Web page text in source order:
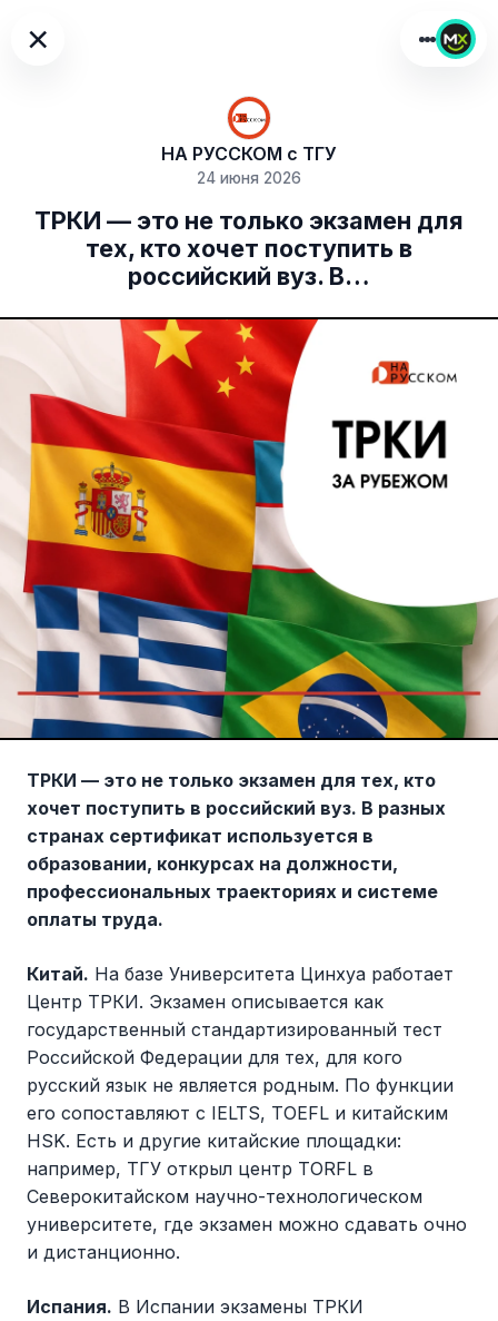
×
НА РУССКОМ с ТГУ
24 июня 2026
ТРКИ — это не только экзамен для
тех, кто хочет поступить в
российский вуз. В…
ТРКИ — это не только экзамен для тех, кто
хочет поступить в российский вуз. В разных
странах сертификат используется в
образовании, конкурсах на должности,
профессиональных траекториях и системе
оплаты труда.
Китай. На базе Университета Цинхуа работает
Центр ТРКИ. Экзамен описывается как
государственный стандартизированный тест
Российской Федерации для тех, для кого
русский язык не является родным. По функции
его сопоставляют с IELTS, TOEFL и китайским
HSK. Есть и другие китайские площадки:
например, ТГУ открыл центр TORFL в
Северокитайском научно-технологическом
университете, где экзамен можно сдавать очно
и дистанционно.
Испания. В Испании экзамены ТРКИ